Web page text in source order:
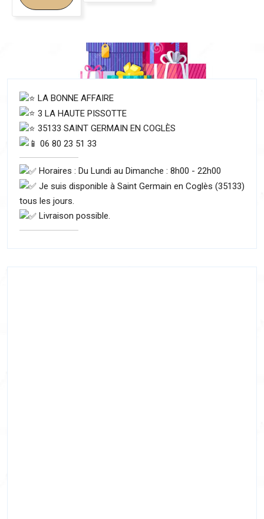
LA BONNE AFFAIRE
3 LA HAUTE PISSOTTE
35133 SAINT GERMAIN EN COGLÈS
06 80 23 51 33
Horaires : Du Lundi au Dimanche : 8h00 - 22h00
Je suis disponible à Saint Germain en Coglès (35133)
tous les jours.
Livraison possible.